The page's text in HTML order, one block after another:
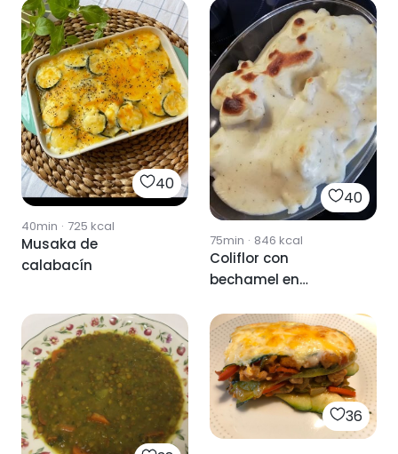
40
40min · 725 kcal
Musaka de
calabacín
40
75min · 846 kcal
Coliflor con
bechamel en
36